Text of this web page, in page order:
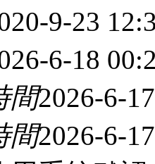
9-23
6-18
間2026-6-
間2026-6-